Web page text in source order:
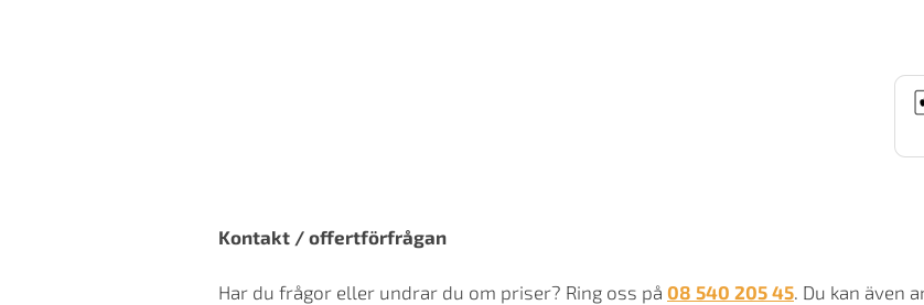
Kontakt / offertförfrågan
Har du frågor eller undrar du om priser? Ring oss på 08 540 205 45. Du kan även